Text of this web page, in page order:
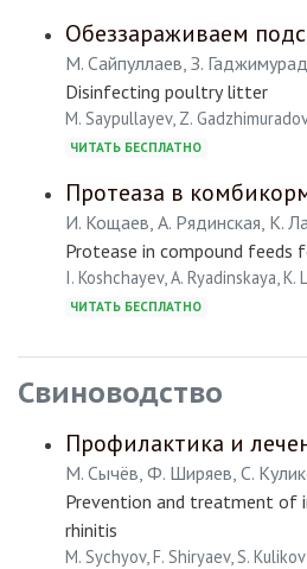
Обеззараживаем
М. Сайпуллаев, З.
Disinfecting poultry litter
M. Saypullayev, Z.
ЧИТАТЬ БЕСПЛАТНО
Протеаза в
И. Кощаев, А. Рядинская, К.
Protease in compound feeds
I. Koshchayev, A. Ryadinskaya, K.
ЧИТАТЬ БЕСПЛАТНО
Свиноводство
Профилактика и
М. Сычёв, Ф. Ширяев, С.
Prevention and treatment of
rhinitis
M. Sychyov, F. Shiryaev, S. Kulikov